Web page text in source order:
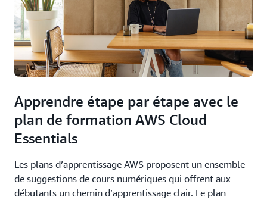
Apprendre étape par étape avec le
plan de formation AWS Cloud
Essentials
Les plans d’apprentissage AWS proposent un ensemble
de suggestions de cours numériques qui offrent aux
débutants un chemin d’apprentissage clair. Le plan